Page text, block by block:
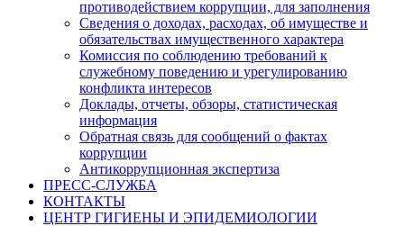
противодействием коррупции, для заполнения
Сведения о доходах, расходах, об имуществе и
обязательствах имущественного характера
Комиссия по соблюдению требований к
служебному поведению и урегулированию
конфликта интересов
Доклады, отчеты, обзоры, статистическая
информация
Обратная связь для сообщений о фактах
коррупции
Антикоррупционная экспертиза
ПРЕСС-СЛУЖБА
КОНТАКТЫ
ЦЕНТР ГИГИЕНЫ И ЭПИДЕМИОЛОГИИ